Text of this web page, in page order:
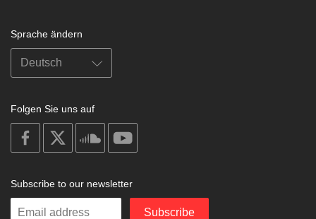
Sprache ändern
Folgen Sie uns auf
on
facebook
soundcloud
Subscribe to our newsletter
Enter
Subscribe